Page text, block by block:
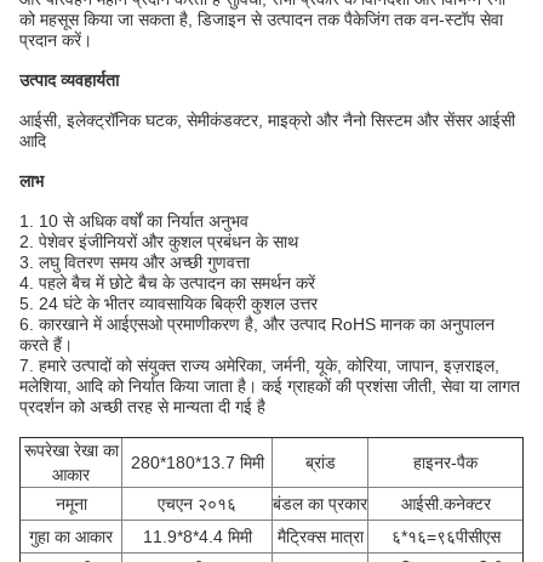
को महसूस किया जा सकता है, डिजाइन से उत्पादन तक पैकेजिंग तक वन-स्टॉप सेवा
प्रदान करें।
उत्पाद व्यवहार्यता
आईसी, इलेक्ट्रॉनिक घटक, सेमीकंडक्टर, माइक्रो और नैनो सिस्टम और सेंसर आईसी
आदि
लाभ
1. 10 से अधिक वर्षों का निर्यात अनुभव
2. पेशेवर इंजीनियरों और कुशल प्रबंधन के साथ
3. लघु वितरण समय और अच्छी गुणवत्ता
4. पहले बैच में छोटे बैच के उत्पादन का समर्थन करें
5. 24 घंटे के भीतर व्यावसायिक बिक्री कुशल उत्तर
6. कारखाने में आईएसओ प्रमाणीकरण है, और उत्पाद RoHS मानक का अनुपालन
करते हैं।
7. हमारे उत्पादों को संयुक्त राज्य अमेरिका, जर्मनी, यूके, कोरिया, जापान, इज़राइल,
मलेशिया, आदि को निर्यात किया जाता है। कई ग्राहकों की प्रशंसा जीती, सेवा या लागत
प्रदर्शन को अच्छी तरह से मान्यता दी गई है
रूपरेखा रेखा का
आकार
280*180*13.7 मिमी ब्रांड हाइनर-पैक
नमूना एचएन २०१६ बंडल का प्रकार
आईसी.कनेक्टर
गुहा का आकार
11.9*8*4.4 मिमी मैट्रिक्स मात्रा
६*१६=९६पीसीएस